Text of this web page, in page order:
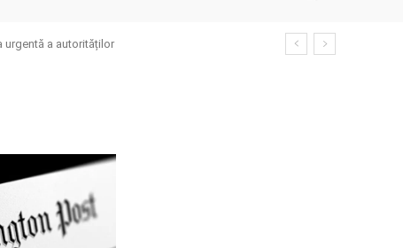
urgentă a autorităților